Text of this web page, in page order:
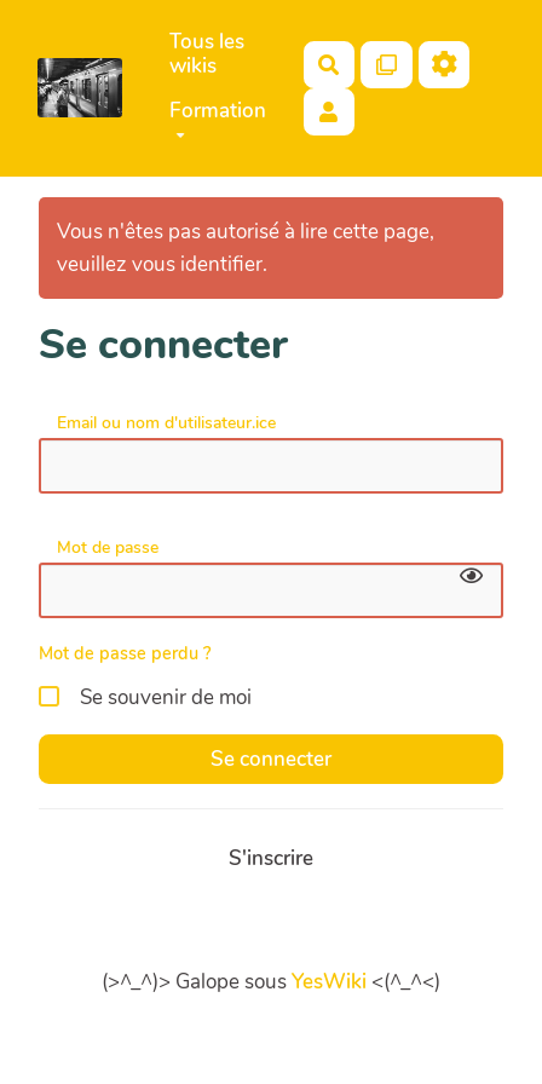
Aller au contenu principal
Tous les
wikis
Formation
Rechercher
Vous n'êtes pas autorisé à lire cette page,
veuillez vous identifier.
Se connecter
Email ou nom d'utilisateur.ice
Mot de passe
Mot de passe perdu ?
Se souvenir de moi
Se connecter
S'inscrire
(>^_^)> Galope sousYesWiki <(^_^<)